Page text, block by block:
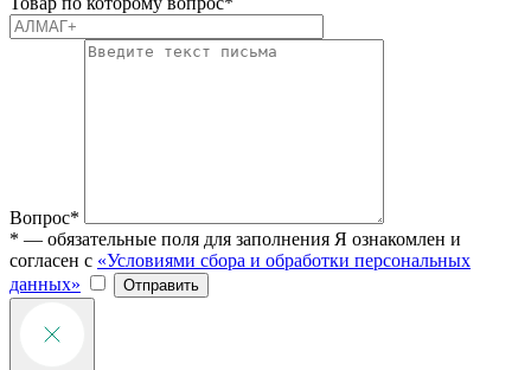
Вопрос*
* — обязательные поля для заполнения Я ознакомлен и
согласен с «Условиями сбора и обработки персональных
данных»
Отправить